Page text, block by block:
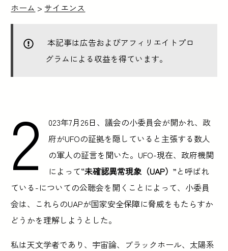
ホーム > サイエンス
本記事は広告およびアフィリエイトプロ
グラムによる収益を得ています。
2
023年7月26日、議会の小委員会が開かれ、政
府がUFOの証拠を隠していると主張する数人
の軍人の証言を聞いた。UFO-現在、政府機関
によって“未確認異常現象（UAP） ”と呼ばれ
ている-についての公聴会を開くことによって、小委員
会は、これらのUAPが国家安全保障に脅威をもたらすか
どうかを理解しようとした。
私は天文学者であり、宇宙論、ブラックホール、太陽系